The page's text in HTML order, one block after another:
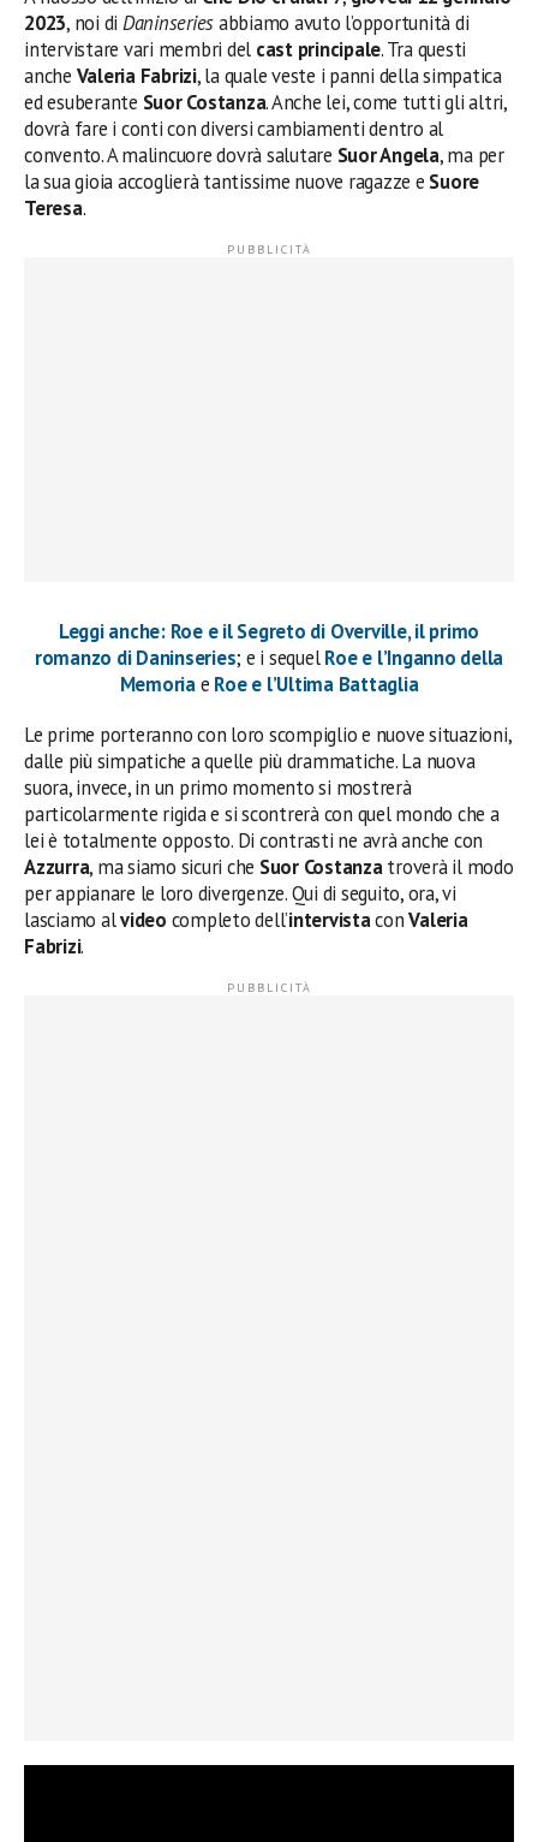
2023, noi di Daninseriesabbiamo avuto l’opportunità di
intervistare vari membri del cast principale. Tra questi
anche Valeria Fabrizi, la quale veste i panni della simpatica
ed esuberante Suor Costanza. Anche lei, come tutti gli altri,
dovrà fare i conti con diversi cambiamenti dentro al
convento. A malincuore dovrà salutare Suor Angela, ma per
la sua gioia accoglierà tantissime nuove ragazze e Suore
Teresa.
Leggi anche: Roe e il Segreto di Overville, il primo
romanzo di Daninseries; e i sequel Roe e l’Inganno della
Memoriae Roe e l’Ultima Battaglia
Le prime porteranno con loro scompiglio e nuove situazioni,
dalle più simpatiche a quelle più drammatiche. La nuova
suora, invece, in un primo momento si mostrerà
particolarmente rigida e si scontrerà con quel mondo che a
lei è totalmente opposto. Di contrasti ne avrà anche con
Azzurra, ma siamo sicuri che Suor Costanzatroverà il modo
per appianare le loro divergenze. Qui di seguito, ora, vi
lasciamo alvideo completo dell’intervistaconValeria
Fabrizi.